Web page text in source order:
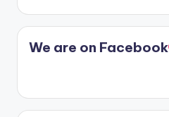
We are on Facebook